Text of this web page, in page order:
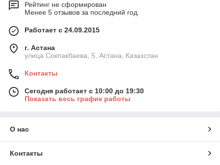
Рейтинг не сформирован
Менее 5 отзывов за последний год
Работает с 24.09.2015
г. Астана
улица Сокпакбаева, 5, Астана, Казахстан
Контакты
Сегодня работает с 10:00 до 19:30
Показать весь график работы
О нас
Контакты